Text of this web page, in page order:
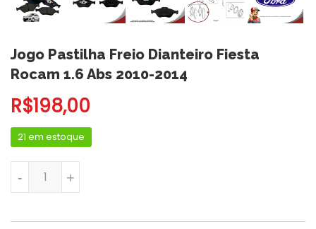
Jogo Pastilha Freio Dianteiro Fiesta
Rocam 1.6 Abs 2010-2014
R$198,00
21 em estoque
+
-